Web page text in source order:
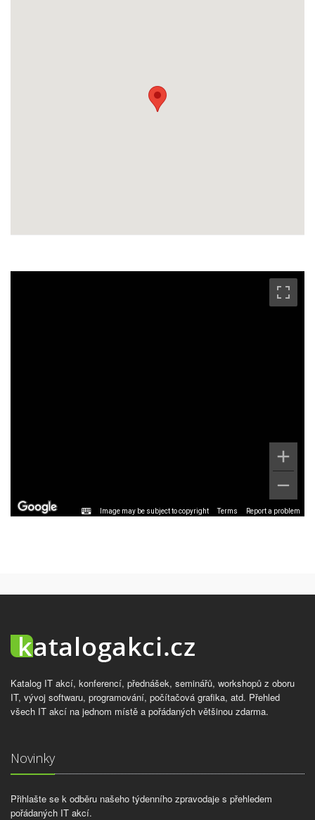
Image may be subject to copyright Terms Report a problem
Katalog IT akcí, konferencí, přednášek, seminářů, workshopů z oboru
IT, vývoj softwaru, programování, počítačová grafika, atd. Přehled
všech IT akcí na jednom místě a pořádaných většinou zdarma.
Novinky
Přihlašte se k odběru našeho týdenního zpravodaje s přehledem
pořádaných IT akcí.